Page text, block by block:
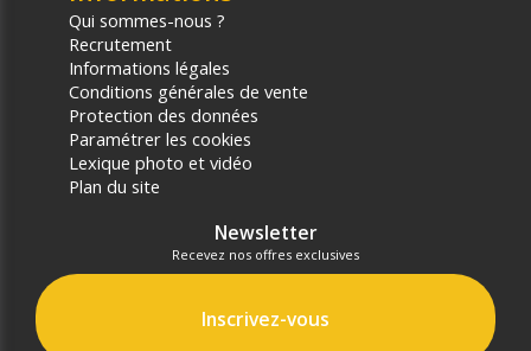
Qui sommes-nous ?
Recrutement
Informations légales
Conditions générales de vente
Protection des données
Paramétrer les cookies
Lexique photo et vidéo
Plan du site
Newsletter
Recevez nos offres exclusives
Inscrivez-vous